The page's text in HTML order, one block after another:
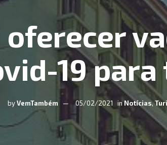
oferecer
19
by VemTambém 05/02/2021 inNotícias,